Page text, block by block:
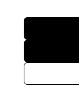
Copyright ©